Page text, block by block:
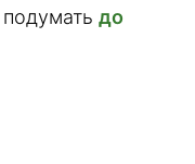
до